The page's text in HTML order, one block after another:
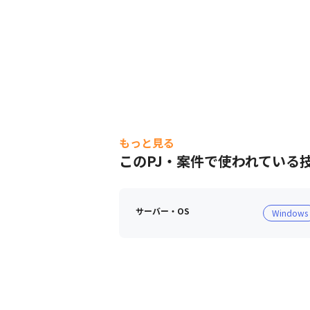
もっと見る
このPJ・案件で使われている
サーバー・OS Windows